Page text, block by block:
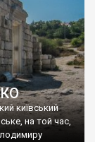
київський
на той час,